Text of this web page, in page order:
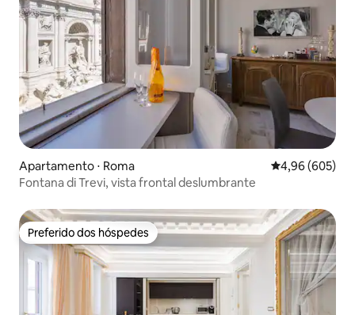
Apartamento ⋅ Roma 4,96 de uma
4,96 (605)
Fontana di Trevi, vista frontal deslumbrante
Preferido dos hóspedes
Preferido dos hóspedes